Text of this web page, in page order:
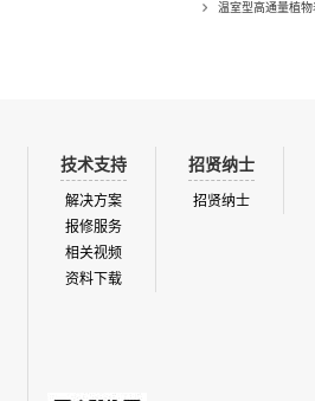
温室型高通量植
技术支持
解决方案
报修服务
相关视频
资料下载
招贤纳士
招贤纳士